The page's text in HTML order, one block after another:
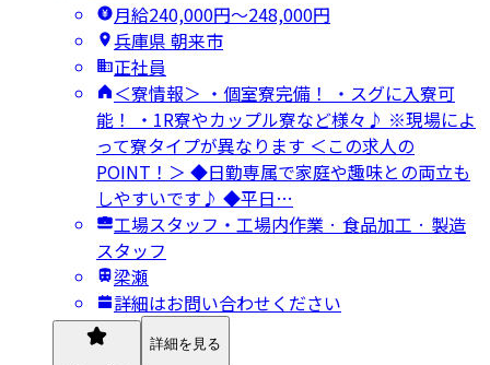
月給240,000円〜248,000円
兵庫県 朝来市
正社員
＜寮情報＞ ・個室寮完備！ ・スグに入寮可
能！ ・1R寮やカップル寮など様々♪ ※現場によ
って寮タイプが異なります ＜この求人の
POINT！＞ ◆日勤専属で家庭や趣味との両立も
しやすいです♪ ◆平日…
工場スタッフ・工場内作業 · 食品加工 · 製造
スタッフ
梁瀬
詳細はお問い合わせください
詳細を見る